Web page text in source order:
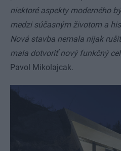
niektoré aspekty moderného
medzi súčasným životom a
Nová stavba nemala nijak
mala dotvoriť nový funkčný
Pavol Mikolajcak.